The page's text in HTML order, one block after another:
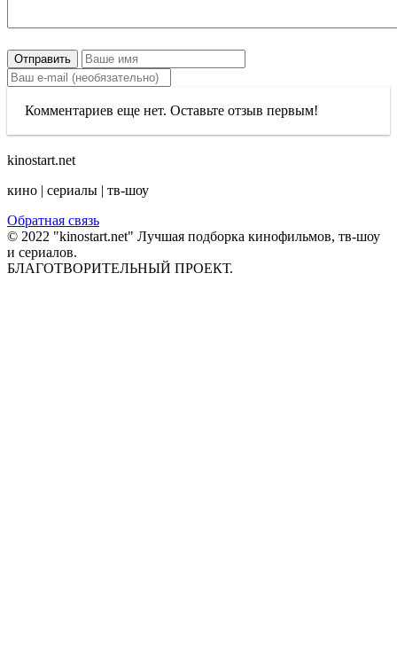
Отправить
Комментариев еще нет. Оставьте отзыв первым!
kinostart.net
кино | сериалы | тв-шоу
Обратная связь
© 2022 "kinostart.net" Лучшая подборка кинофильмов, тв-шоу
и сериалов.
БЛАГОТВОРИТЕЛЬНЫЙ ПРОЕКТ.